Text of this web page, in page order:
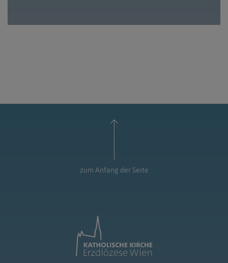
zum Anfang der Seite